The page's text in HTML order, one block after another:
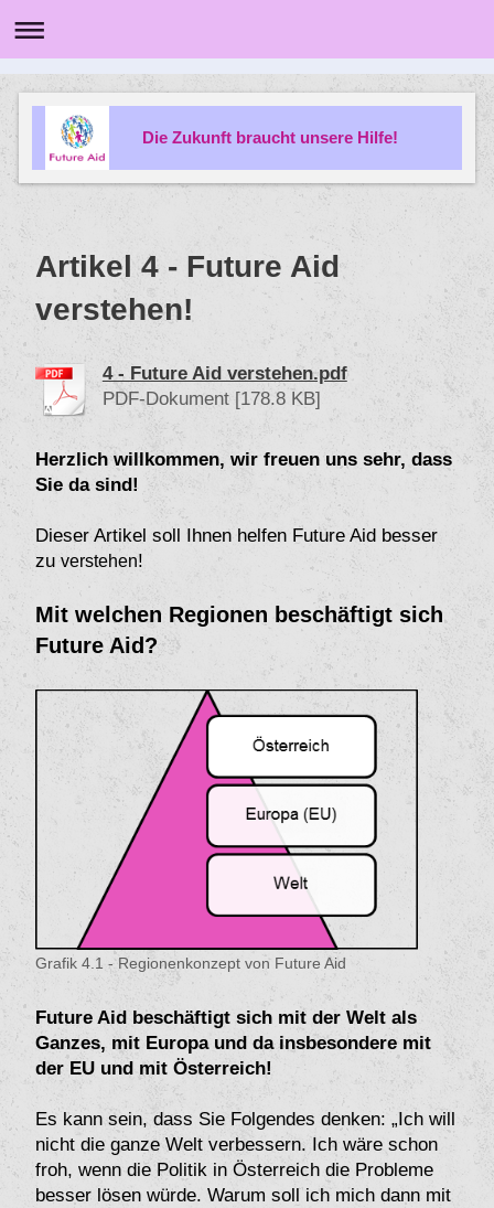
Die Zukunft braucht unsere Hilfe!
Artikel 4 - Future Aid
verstehen!
4 - Future Aid verstehen.pdf
PDF-Dokument [178.8 KB]
Herzlich willkommen, wir freuen uns sehr, dass
Sie da sind!
Dieser Artikel soll Ihnen helfen Future Aid besser
zu verstehen!
Mit welchen Regionen beschäftigt sich
Future Aid?
Grafik 4.1 - Regionenkonzept von Future Aid
Future Aid beschäftigt sich mit der Welt als
Ganzes, mit Europa und da insbesondere mit
der EU und mit Österreich!
Es kann sein, dass Sie Folgendes denken: „Ich will
nicht die ganze Welt verbessern. Ich wäre schon
froh, wenn die Politik in Österreich die Probleme
besser lösen würde. Warum soll ich mich dann mit